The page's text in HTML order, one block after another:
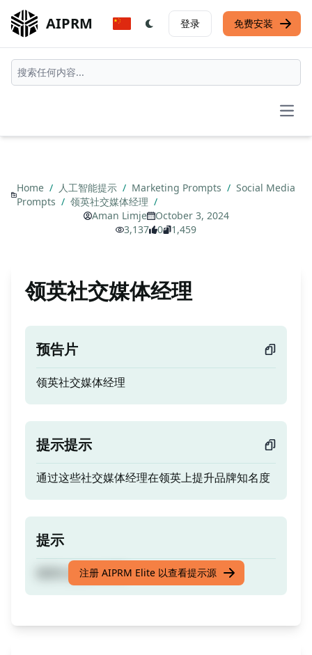
AIPRM 登录 免费安装
Home / 人工智能提示 / Marketing Prompts / Social Media
Prompts / 领英社交媒体经理 /
Aman Limje
October 3, 2024
3,137
0 1,459
领英社交媒体经理
预告片
领英社交媒体经理
提示提示
通过这些社交媒体经理在领英上提升品牌知名度
提示
领英社交媒体经理
注册 AIPRM Elite 以查看提示源